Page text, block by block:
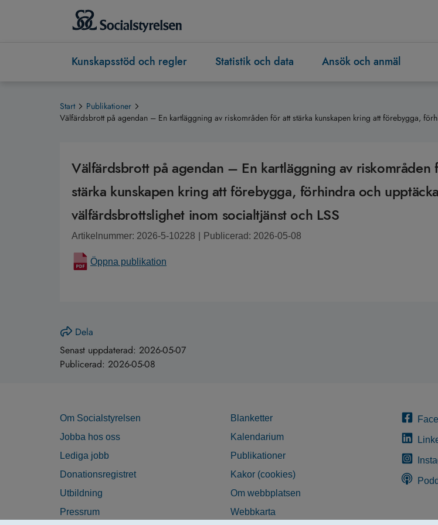
Kunskapsstöd och regler Statistik och data Ansök och anmäl
Start
Publikationer
Välfärdsbrott på agendan – En kartläggning av riskområden för att stärka kunskapen kring att förebygga,
Välfärdsbrott på agendan – En kartläggning av riskområden
stärka kunskapen kring att förebygga, förhindra och upptäcka
välfärdsbrottslighet inom socialtjänst och LSS
Artikelnummer: 2026-5-10228 Publicerad: 2026-05-08
Öppna publikation
Dela
Senast uppdaterad: 2026-05-07
Publicerad: 2026-05-08
Om Socialstyrelsen
Jobba hos oss
Lediga jobb
Donationsregistret
Utbildning
Pressrum
Blanketter
Kalendarium
Publikationer
Kakor (cookies)
Om webbplatsen
Webbkarta
Podd